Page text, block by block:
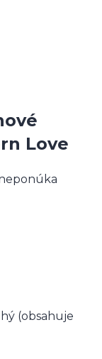
Love
(obsahuje